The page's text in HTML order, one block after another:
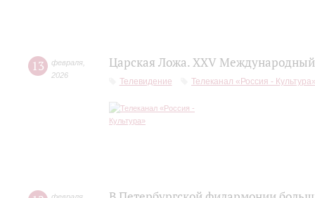
13 февраля
2026
Царская Ложа. XXV
Телевидение Телеканал «Россия -